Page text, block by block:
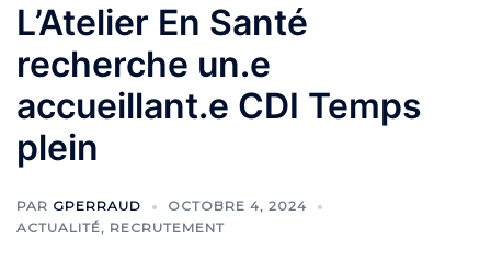
L’Atelier En Santé
recherche un.e
accueillant.e CDI Temps
plein
PAR GPERRAUD
OCTOBRE 4, 2024
ACTUALITÉ, RECRUTEMENT